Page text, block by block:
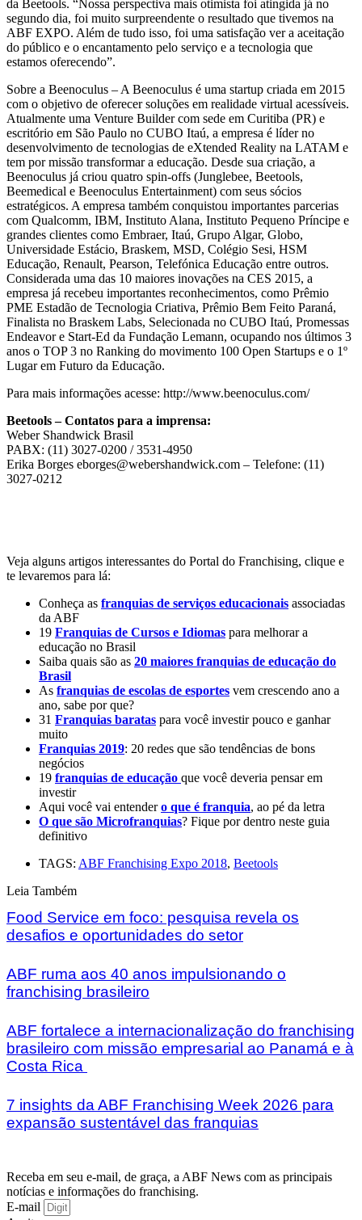
da Beetools. “Nossa perspectiva mais otimista foi atingida já no
segundo dia, foi muito surpreendente o resultado que tivemos na
ABF EXPO. Além de tudo isso, foi uma satisfação ver a aceitação
do público e o encantamento pelo serviço e a tecnologia que
estamos oferecendo”.
Sobre a Beenoculus – A Beenoculus é uma startup criada em 2015
com o objetivo de oferecer soluções em realidade virtual acessíveis.
Atualmente uma Venture Builder com sede em Curitiba (PR) e
escritório em São Paulo no CUBO Itaú, a empresa é líder no
desenvolvimento de tecnologias de eXtended Reality na LATAM e
tem por missão transformar a educação. Desde sua criação, a
Beenoculus já criou quatro spin-offs (Junglebee, Beetools,
Beemedical e Beenoculus Entertainment) com seus sócios
estratégicos. A empresa também conquistou importantes parcerias
com Qualcomm, IBM, Instituto Alana, Instituto Pequeno Príncipe e
grandes clientes como Embraer, Itaú, Grupo Algar, Globo,
Universidade Estácio, Braskem, MSD, Colégio Sesi, HSM
Educação, Renault, Pearson, Telefónica Educação entre outros.
Considerada uma das 10 maiores inovações na CES 2015, a
empresa já recebeu importantes reconhecimentos, como Prêmio
PME Estadão de Tecnologia Criativa, Prêmio Bem Feito Paraná,
Finalista no Braskem Labs, Selecionada no CUBO Itaú, Promessas
Endeavor e Start-Ed da Fundação Lemann, ocupando nos últimos 3
anos o TOP 3 no Ranking do movimento 100 Open Startups e o 1º
Lugar em Futuro da Educação.
Para mais informações acesse: http://www.beenoculus.com/
Beetools – Contatos para a imprensa:
Weber Shandwick Brasil
PABX: (11) 3027-0200 / 3531-4950
Erika Borges eborges@webershandwick.com – Telefone: (11)
3027-0212
Veja alguns artigos interessantes do Portal do Franchising, clique e
te levaremos para lá:
Conheça as franquias de serviços educacionais associadas
da ABF
19 Franquias de Cursos e Idiomas para melhorar a
educação no Brasil
Saiba quais são as 20 maiores franquias de educação do
Brasil
As franquias de escolas de esportes vem crescendo ano a
ano, sabe por que?
31 Franquias baratas para você investir pouco e ganhar
muito
Franquias 2019: 20 redes que são tendências de bons
negócios
19 franquias de educação que você deveria pensar em
investir
Aqui você vai entendero que é franquia, ao pé da letra
O que são Microfranquias? Fique por dentro neste guia
definitivo
TAGS: ABF Franchising Expo 2018, Beetools
Leia Também
Food Service em foco: pesquisa revela os
desafios e oportunidades do setor
ABF ruma aos 40 anos impulsionando o
franchising brasileiro
ABF fortalece a internacionalização do franchising
brasileiro com missão empresarial ao Panamá e à
Costa Rica
7 insights da ABF Franchising Week 2026 para
expansão sustentável das franquias
Receba em seu e-mail, de graça, a ABF News com as principais
notícias e informações do franchising.
E-mail